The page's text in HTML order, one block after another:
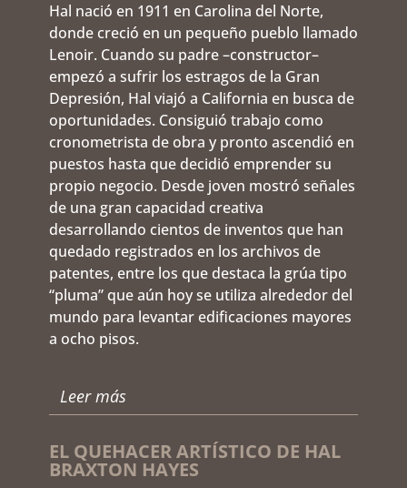
Hal nació en 1911 en Carolina del Norte,
donde creció en un pequeño pueblo llamado
Lenoir. Cuando su padre –constructor–
empezó a sufrir los estragos de la Gran
Depresión, Hal viajó a California en busca de
oportunidades. Consiguió trabajo como
cronometrista de obra y pronto ascendió en
puestos hasta que decidió emprender su
propio negocio. Desde joven mostró señales
de una gran capacidad creativa
desarrollando cientos de inventos que han
quedado registrados en los archivos de
patentes, entre los que destaca la grúa tipo
“pluma” que aún hoy se utiliza alrededor del
mundo para levantar edificaciones mayores
a ocho pisos.
Leer más
EL QUEHACER ARTÍSTICO DE HAL
BRAXTON HAYES